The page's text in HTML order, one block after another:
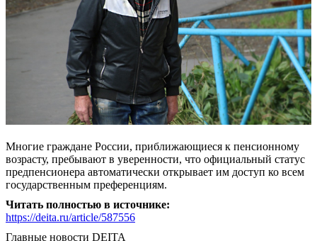
Многие граждане России, приближающиеся к пенсионному
возрасту, пребывают в уверенности, что официальный статус
предпенсионера автоматически открывает им доступ ко всем
государственным преференциям.
Читать полностью в источнике:
https://deita.ru/article/587556
Главные новости DEITA